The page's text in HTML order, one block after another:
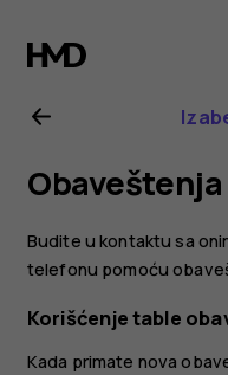
Nokia
2.1
uputstvo
za
Obaveštenja
Budite u kontaktu sa
telefonu pomoću
Korišćenje table
Kada primate nova